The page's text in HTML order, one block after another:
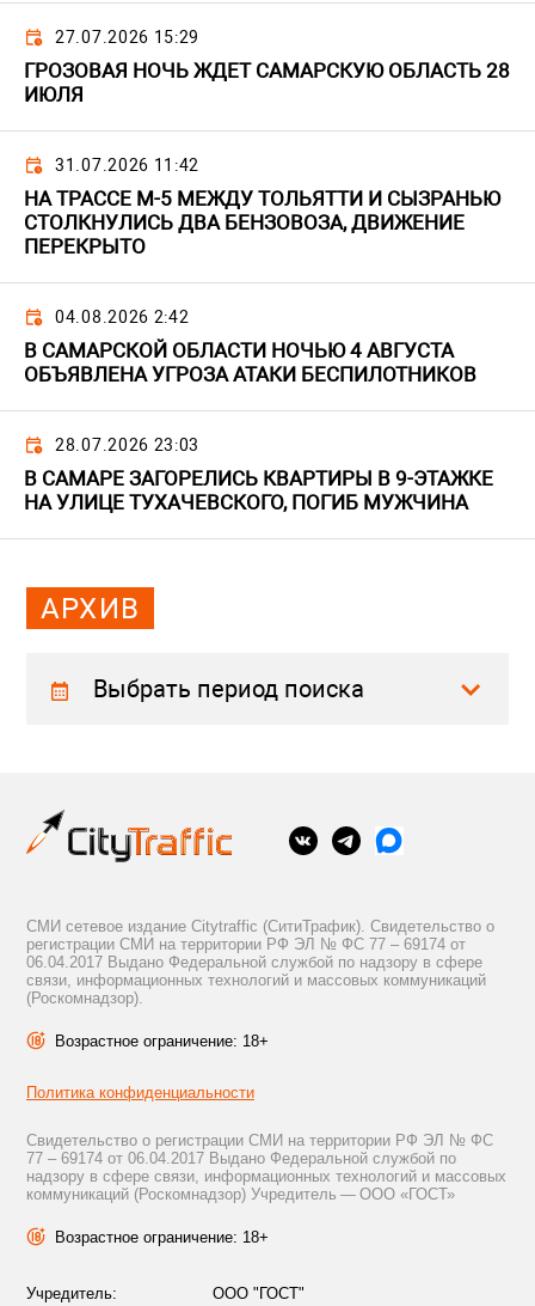
27.07.2026 15:29
ГРОЗОВАЯ НОЧЬ ЖДЕТ САМАРСКУЮ ОБЛАСТЬ 28
ИЮЛЯ
31.07.2026 11:42
НА ТРАССЕ М-5 МЕЖДУ ТОЛЬЯТТИ И СЫЗРАНЬЮ
СТОЛКНУЛИСЬ ДВА БЕНЗОВОЗА, ДВИЖЕНИЕ
ПЕРЕКРЫТО
04.08.2026 2:42
В САМАРСКОЙ ОБЛАСТИ НОЧЬЮ 4 АВГУСТА
ОБЪЯВЛЕНА УГРОЗА АТАКИ БЕСПИЛОТНИКОВ
28.07.2026 23:03
В САМАРЕ ЗАГОРЕЛИСЬ КВАРТИРЫ В 9-ЭТАЖКЕ
НА УЛИЦЕ ТУХАЧЕВСКОГО, ПОГИБ МУЖЧИНА
АРХИВ
Выбрать период поиска
СМИ сетевое издание Citytraffic (СитиТрафик). Свидетельство о
регистрации СМИ на территории РФ ЭЛ № ФС 77 – 69174 от
06.04.2017 Выдано Федеральной службой по надзору в сфере
связи, информационных технологий и массовых коммуникаций
(Роскомнадзор).
Возрастное ограничение: 18+
Политика конфиденциальности
Свидетельство о регистрации СМИ на территории РФ ЭЛ № ФС
77 – 69174 от 06.04.2017 Выдано Федеральной службой по
надзору в сфере связи, информационных технологий и массовых
коммуникаций (Роскомнадзор) Учредитель — ООО «ГОСТ»
Возрастное ограничение: 18+
Учредитель: ООО "ГОСТ"